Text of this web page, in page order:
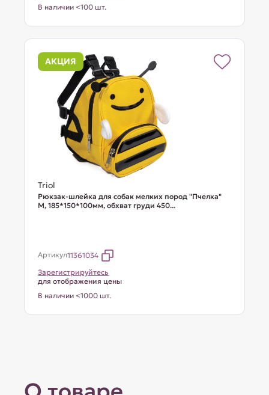
В наличии <100 шт.
АКЦИЯ
Triol
Рюкзак-шлейка для собак мелких пород "Пчелка"
М, 185*150*100мм, обхват груди 450...
Артикул11361034
Зарегистрируйтесь
для отображения цены
В наличии <1000 шт.